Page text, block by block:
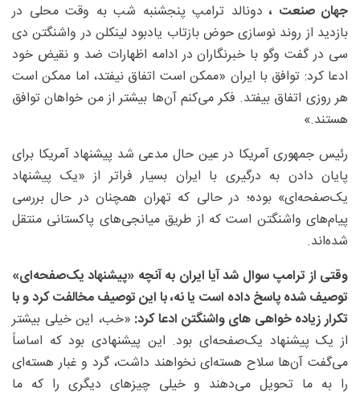
جهان صنعت ، دونالد ترامپ پنجشنبه شب به وقت محلی در
بازدید از روند نوسازی حوض بازتاب یادبود لینکلن در واشنگتن دی
سی در گفت وگو با خبرنگاران در ادامه اظهارات ضد و نقیض خود
ادعا کرد: توافق با ایران «ممکن است اتفاق نیفتد، اما ممکن است
هر روزی اتفاق بیفتد. فکر می‌کنم آن‌ها بیشتر از من خواهان توافق
هستند.»
رئیس جمهوری آمریکا در عین حال مدعی شد پیشنهاد آمریکا برای
پایان دادن به درگیری با ایران بسیار فراتر از «یک پیشنهاد
یک‌صفحه‌ای» بوده؛ در حالی که تهران همچنان در حال بررسی
پیام‌های واشنگتن است که از طریق میانجی‌های پاکستانی منتقل
شده‌اند.
وقتی از ترامپ سوال شد آیا ایران به آنچه «پیشنهاد یک‌صفحه‌ای»
توصیف شده پاسخ داده است یا نه، با این توصیف مخالفت کرد و با
تکرار زیاده خواهی های واشنگتن ادعا کرد: «خب، این خیلی بیشتر
از یک پیشنهاد یک‌صفحه‌ای بود. این پیشنهادی بود که اساساً
می‌گفت آن‌ها سلاح هسته‌ای نخواهند داشت، گرد و غبار هسته‌ای
را به ما تحویل می‌دهند و خیلی چیزهای دیگری را که ما